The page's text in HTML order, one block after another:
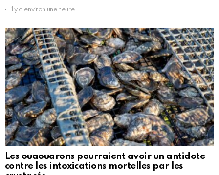
il y a environ une heure
Les ouaouarons pourraient avoir un antidote
contre les intoxications mortelles par les